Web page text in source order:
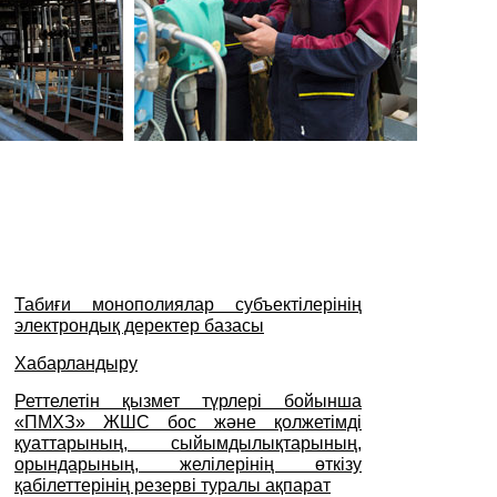
Табиғи монополиялар субъектілерінің
электрондық деректер базасы
Хабарландыру
Реттелетін қызмет түрлері бойынша
«ПМХЗ» ЖШС бос және қолжетімді
қуаттарының, сыйымдылықтарының,
орындарының, желілерінің өткізу
қабілеттерінің резерві туралы ақпарат